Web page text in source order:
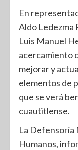
En
Aldo Ledezma
Luis Manuel
acercamiento
mejorar y
elementos de
que se verá
cuautitlense.
La Defensoría
Humanos,